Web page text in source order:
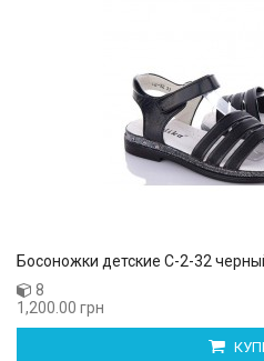
Босоножки детские С-2-32
8
1,200.00 грн